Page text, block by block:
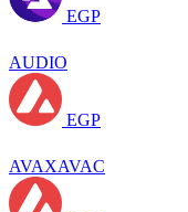
EGP
AUDIO
EGP
AVAXAVAC